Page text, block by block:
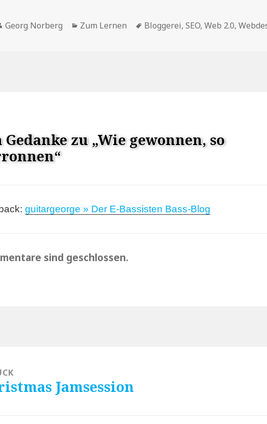
Autor
Georg Norberg Kategorien
Zum Lernen Schlagwörter
Bloggerei,SEO,Web 2.0,
Gedanke zu „Wie gewonnen, so
guitargeorge » Der E-Bassisten Bass-Blog
sind geschlossen.
Jamsession